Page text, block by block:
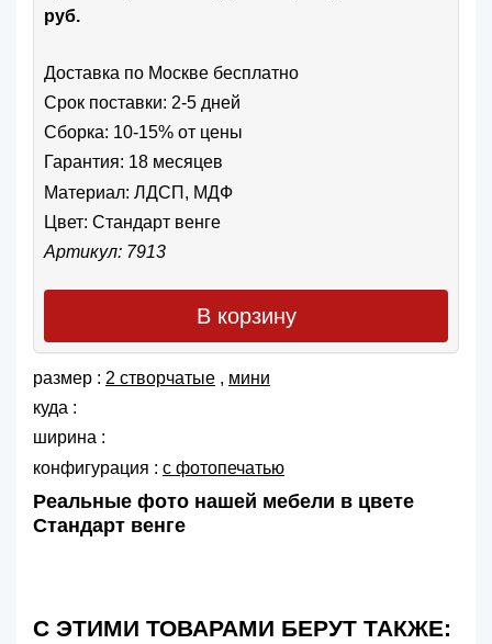
руб.
Доставка по Москве бесплатно
Срок поставки: 2-5 дней
Сборка: 10-15% от цены
Гарантия: 18 месяцев
Материал: ЛДСП, МДФ
Цвет: Стандарт венге
Артикул: 7913
В корзину
размер : 2 створчатые , мини
куда :
ширина :
конфигурация : с фотопечатью
Реальные фото нашей мебели в цвете
Стандарт венге
С ЭТИМИ ТОВАРАМИ БЕРУТ ТАКЖЕ: